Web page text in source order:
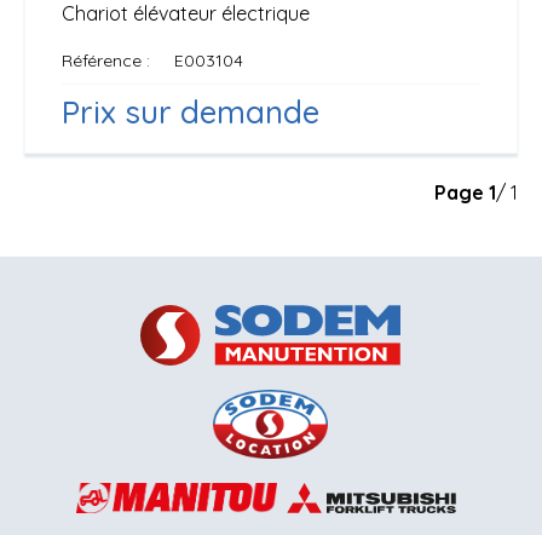
Chariot élévateur électrique
Référence E003104
Prix sur demande
Page 1/ 1